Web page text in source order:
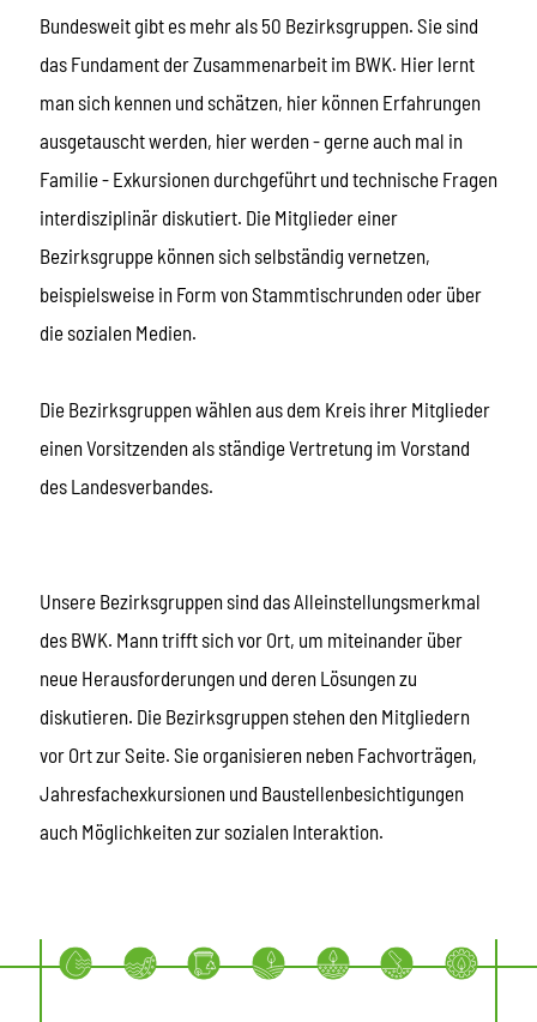
Bundesweit gibt es mehr als 50 Bezirksgruppen. Sie sind
das Fundament der Zusammenarbeit im BWK. Hier lernt
man sich kennen und schätzen, hier können Erfahrungen
ausgetauscht werden, hier werden - gerne auch mal in
Familie - Exkursionen durchgeführt und technische Fragen
interdisziplinär diskutiert. Die Mitglieder einer
Bezirksgruppe können sich selbständig vernetzen,
beispielsweise in Form von Stammtischrunden oder über
die sozialen Medien.
Die Bezirksgruppen wählen aus dem Kreis ihrer Mitglieder
einen Vorsitzenden als ständige Vertretung im Vorstand
des Landesverbandes.
Unsere Bezirksgruppen sind das Alleinstellungsmerkmal
des BWK. Mann trifft sich vor Ort, um miteinander über
neue Herausforderungen und deren Lösungen zu
diskutieren. Die Bezirksgruppen stehen den Mitgliedern
vor Ort zur Seite. Sie organisieren neben Fachvorträgen,
Jahresfachexkursionen und Baustellenbesichtigungen
auch Möglichkeiten zur sozialen Interaktion.